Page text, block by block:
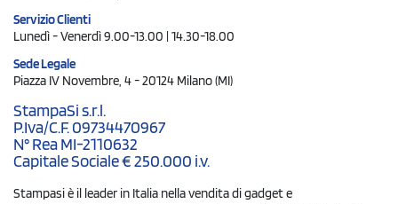
Servizio Clienti
Lunedì - Venerdì 9.00-13.00 | 14.30-18.00
Sede Legale
Piazza IV Novembre, 4 - 20124 Milano (MI)
StampaSi s.r.l.
P.Iva/C.F. 09734470967
N° Rea MI-2110632
Capitale Sociale € 250.000 i.v.
Stampasi è il leader in Italia nella vendita di gadget e